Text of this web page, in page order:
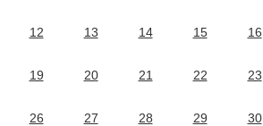
12 13 14 15 16
19 20 21 22 23
26 27 28 29 30